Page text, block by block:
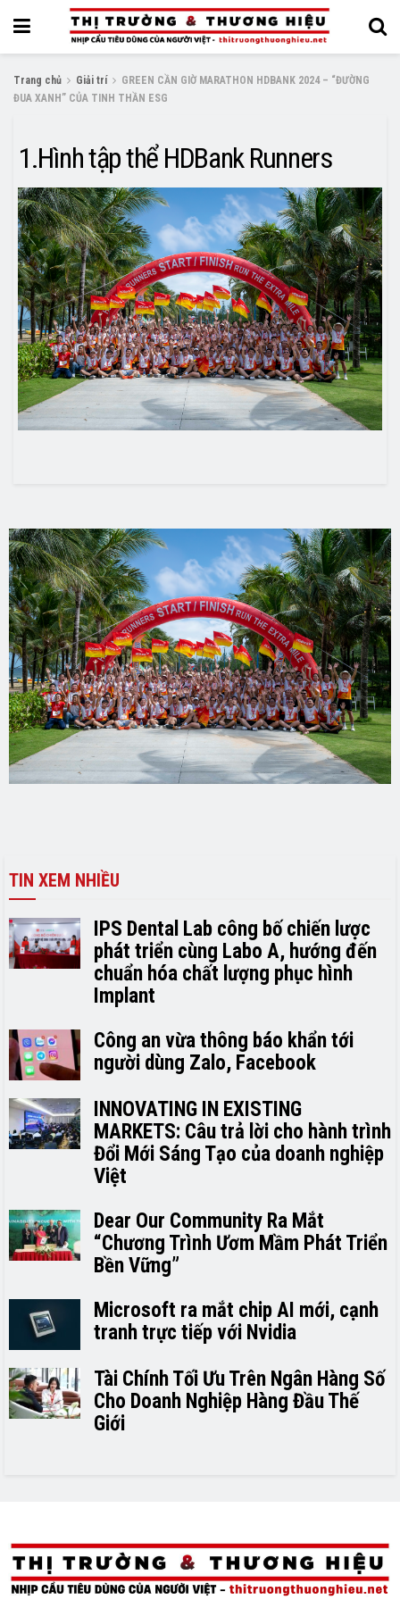
Trang chủ Giải trí
GREEN CẦN GIỜ MARATHON HDBANK 2024 – “ĐƯỜNG
ĐUA XANH” CỦA TINH THẦN ESG
1.Hình tập thể HDBank Runners
TIN XEM NHIỀU
IPS Dental Lab công bố chiến lược
phát triển cùng Labo A, hướng đến
chuẩn hóa chất lượng phục hình
Implant
Công an vừa thông báo khẩn tới
người dùng Zalo, Facebook
INNOVATING IN EXISTING
MARKETS: Câu trả lời cho hành trình
Đổi Mới Sáng Tạo của doanh nghiệp
Việt
Dear Our Community Ra Mắt
“Chương Trình Ươm Mầm Phát Triển
Bền Vững”
Microsoft ra mắt chip AI mới, cạnh
tranh trực tiếp với Nvidia
Tài Chính Tối Ưu Trên Ngân Hàng Số
Cho Doanh Nghiệp Hàng Đầu Thế
Giới